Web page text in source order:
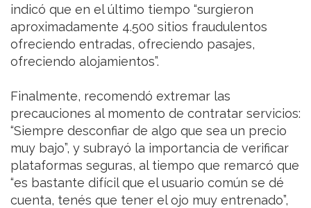
indicó que en el último tiempo “surgieron
aproximadamente 4.500 sitios fraudulentos
ofreciendo entradas, ofreciendo pasajes,
ofreciendo alojamientos”.
Finalmente, recomendó extremar las
precauciones al momento de contratar servicios:
“Siempre desconfiar de algo que sea un precio
muy bajo”, y subrayó la importancia de verificar
plataformas seguras, al tiempo que remarcó que
“es bastante difícil que el usuario común se dé
cuenta, tenés que tener el ojo muy entrenado”,